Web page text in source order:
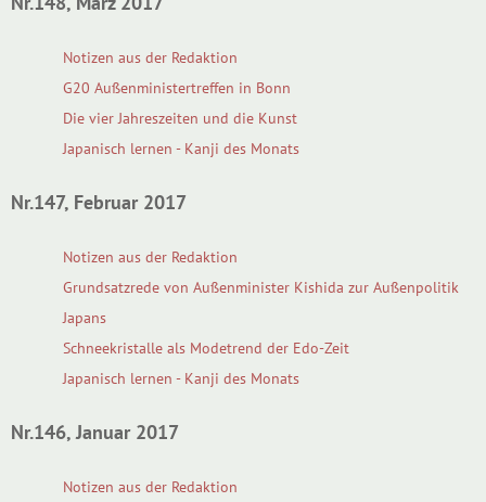
Notizen aus der Redaktion
G20 Außenministertreffen in Bonn
Die vier Jahreszeiten und die Kunst
Japanisch lernen - Kanji des Monats
Nr.147, Februar 2017
Notizen aus der Redaktion
Grundsatzrede von Außenminister Kishida zur Außenpolitik
Japans
Schneekristalle als Modetrend der Edo-Zeit
Japanisch lernen - Kanji des Monats
Nr.146, Januar 2017
Notizen aus der Redaktion